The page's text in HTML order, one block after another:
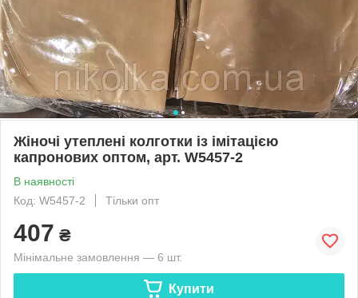
Жіночі утеплені колготки із імітацією
капронових оптом, арт. W5457-2
В наявності
Код: W5457-2
Тільки опт
407 ₴
Мінімальне замовлення — 6 шт.
Купити